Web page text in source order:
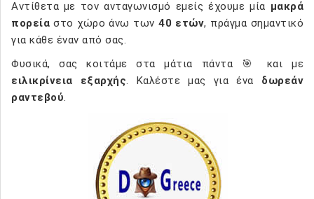
Αντίθετα με τον ανταγωνισμό εμείς έχουμε μία μακρά
πορεία στο χώρο άνω των40 ετών, πράγμα σημαντικό
για κάθε έναν από σας.
Φυσικά, σας κοιτάμε στα μάτια πάντα 🎯 και με
ειλικρίνεια εξαρχής. Καλέστε μας για ένα δωρεάν
ραντεβού.